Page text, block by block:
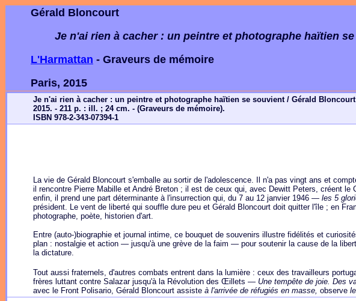
Gérald Bloncourt
Je n'ai rien à cacher : un peintre et photographe haïtien
L'Harmattan - Graveurs de mémoire
Paris, 2015
Je n'ai rien à cacher : un peintre et photographe haïtien se souvient / Gérald
2015. - 211 p. : ill. ; 24 cm. - (Graveurs de mémoire).
ISBN 978-2-343-07394-1
La vie de Gérald Bloncourt s'emballe au sortir de l'adolescence. Il n'a pas vingt ans et
il rencontre Pierre Mabille et André Breton ; il est de ceux qui, avec Dewitt Peters, créent le
enfin, il prend une part déterminante à l'insurrection qui, du 7 au 12 janvier 1946 — les 5
président. Le vent de liberté qui souffle dure peu et Gérald Bloncourt doit quitter l'île ; en
photographe, poète, historien d'art.
Entre (auto-)biographie et journal intime, ce bouquet de souvenirs illustre fidélités et
plan : nostalgie et action — jusqu'à une grève de la faim — pour soutenir la cause de la
la dictature.
Tout aussi fraternels, d'autres combats entrent dans la lumière : ceux des travailleurs
frères luttant contre Salazar jusqu'à la Révolution des Œillets — Une tempête de joie. Des
avec le Front Polisario, Gérald Bloncourt assiste à l'arrivée de réfugiés en masse, observe